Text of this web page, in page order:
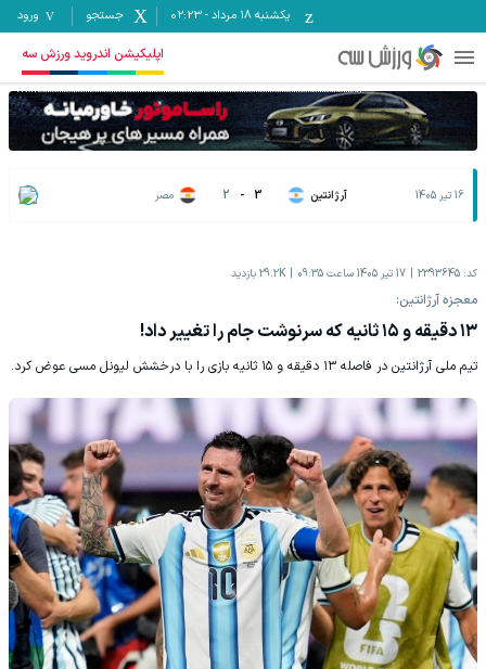
یکشنبه ۱۸ مرداد -
02:23 جستجو ورود
اپلیکیشن اندروید ورزش سه
16 تیر 1405 آرژانتین 3
-
2 مصر
کد: 2393645 17 تیر 1405 ساعت 09:35 29.2K بازدید
معجزه آرژانتین:
۱۳ دقیقه و ۱۵ ثانیه که سرنوشت جام را تغییر داد!
تیم ملی آرژانتین در فاصله ۱۳ دقیقه و ۱۵ ثانیه بازی را با درخشش لیونل مسی عوض کرد.